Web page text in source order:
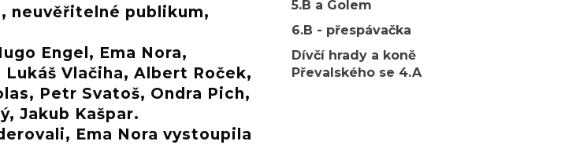
neuvěřitelné publikum,
Engel, Ema Nora,
Vlačiha, Albert Roček,
Petr Svatoš, Ondra Pich,
Jakub Kašpar.
Ema Nora vystoupila
5.B a Golem
6.B - přespávačka
Dívčí hrady a koně
Převalského se 4.A